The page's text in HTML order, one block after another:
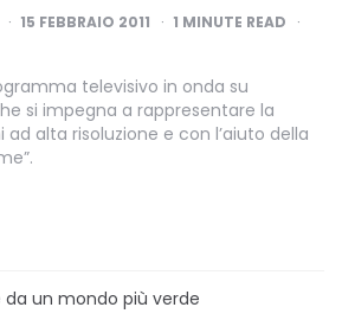
15 FEBBRAIO 2011 1 MINUTE READ
televisivo in onda su
si impegna a rappresentare la
alta risoluzione e con l’aiuto della
da un mondo più verde